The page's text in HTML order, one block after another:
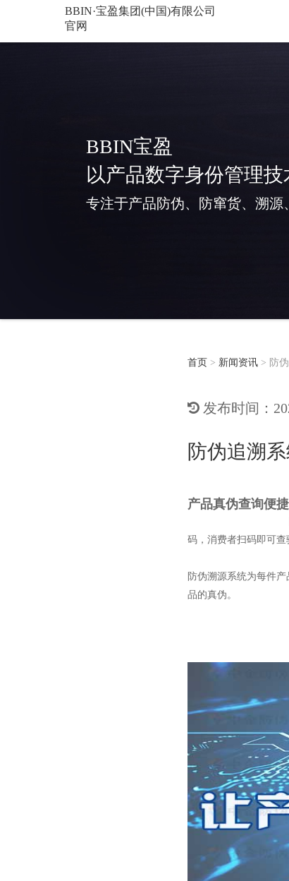
BBIN·宝盈集团(中国)有限公司
官网
BBIN宝盈
以产品数字身份管理
专注于产品防伪、防窜货、溯
首页 > 新闻资讯 > 防
发布时间：
防伪追溯
产品真伪查询便捷
码，消费者扫码即可查
防伪溯源系统为每件
品的真伪。